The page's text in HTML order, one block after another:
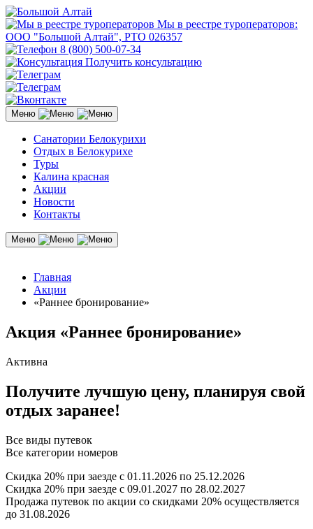
Мы в реестре туроператоров:
ООО "Большой Алтай", РТО 026357
8 (800) 500-07-34
Получить консультацию
Меню
Санатории Белокурихи
Отдых в Белокурихе
Туры
Калина красная
Акции
Новости
Контакты
Меню
Главная
Акции
«Раннее бронирование»
Акция «Раннее бронирование»
Активна
Получите лучшую цену, планируя свой
отдых заранее!
Все виды путевок
Все категории номеров
Скидка 20% при заезде с 01.11.2026 по 25.12.2026
Скидка 20% при заезде с 09.01.2027 по 28.02.2027
Продажа путевок по акции со скидками 20% осуществляется
до 31.08.2026